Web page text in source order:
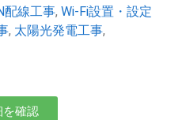
配線工事,Wi-Fi設置・設定
, 太陽光発電工事,
を確認